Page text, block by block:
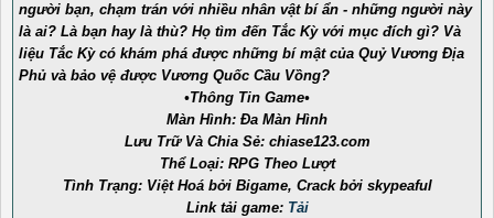
người bạn, chạm trán với nhiều nhân vật bí ẩn - những người này
là ai? Là bạn hay là thù? Họ tìm đến Tắc Kỳ với mục đích gì? Và
liệu Tắc Kỳ có khám phá được những bí mật của Quỷ Vương Địa
Phủ và bảo vệ được Vương Quốc Cầu Vồng?
•Thông Tin Game•
Màn Hình: Đa Màn Hình
Lưu Trữ Và Chia Sẻ: chiase123.com
Thể Loại: RPG Theo Lượt
Tình Trạng: Việt Hoá bởi Bigame, Crack bởi skypeaful
Link tải game: Tải